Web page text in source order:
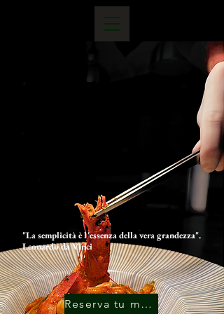
"La semplicità è l'essenza della vera grandezza".
Leonardo da Vinci
Reserva tu mesa